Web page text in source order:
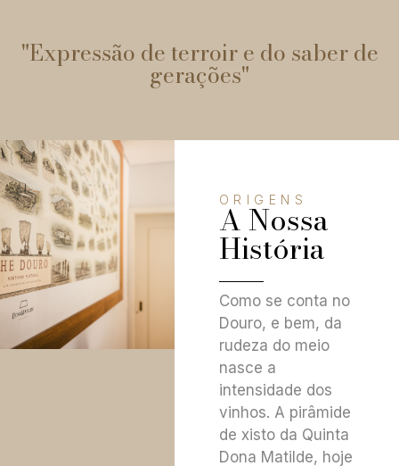
"Expressão de terroir e do saber de
gerações"
ORIGENS
A Nossa
História
Como se conta no
Douro, e bem, da
rudeza do meio
nasce a
intensidade dos
vinhos. A pirâmide
de xisto da Quinta
Dona Matilde, hoje